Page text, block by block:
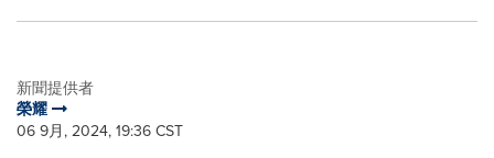
新聞提供者
榮耀
06 9月, 2024, 19:36 CST